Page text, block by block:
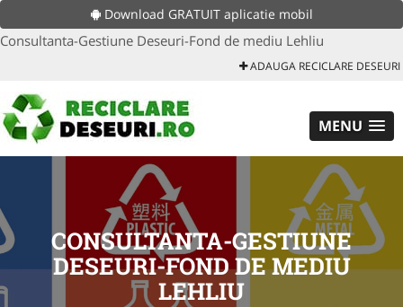
Download GRATUIT aplicatie mobil
Consultanta-Gestiune Deseuri-Fond de mediu Lehliu
ADAUGA RECICLARE DESEURI
MENU
CONSULTANTA-GESTIUNE
DESEURI-FOND DE MEDIU
LEHLIU